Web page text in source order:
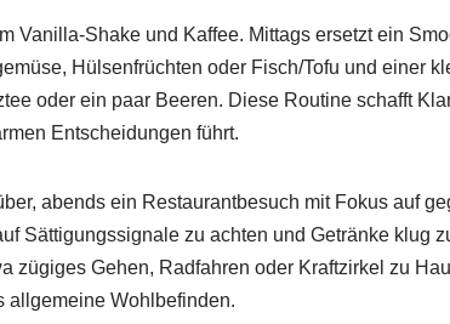
und Kaffee. Mittags ersetzt ein
Hülsenfrüchten oder Fisch/Tofu und einer
oder ein paar Beeren. Diese Routine schafft
Entscheidungen führt.
abends ein Restaurantbesuch mit Fokus auf
Sättigungssignale zu achten und Getränke klug
zügiges Gehen, Radfahren oder Kraftzirkel zu
allgemeine Wohlbefinden.